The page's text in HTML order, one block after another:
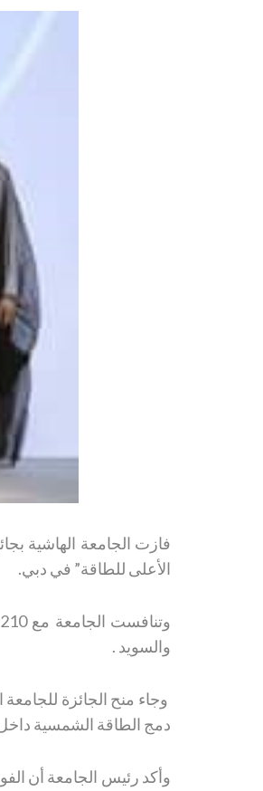
الأعلى للطاقة” في دبي.
والسويد .
وجاء منح الجائزة
دمج الطاقة الشمسية
وأكد رئيس الجامعة أن